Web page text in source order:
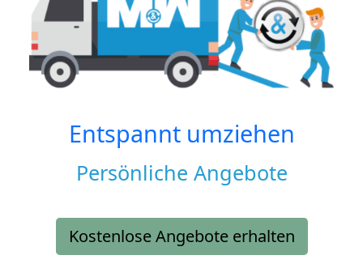
Entspannt umziehen
Persönliche Angebote
Kostenlose Angebote erhalten